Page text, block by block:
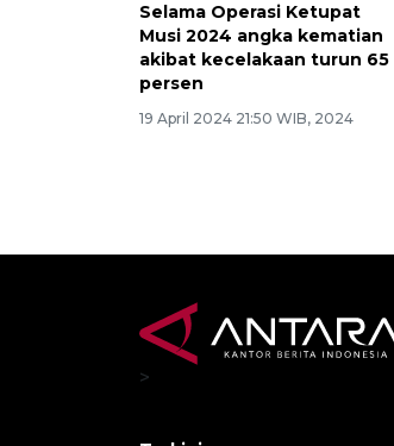
Selama Operasi Ketupat
Musi 2024 angka kematian
akibat kecelakaan turun 65
persen
19 April 2024 21:50 WIB, 2024
>